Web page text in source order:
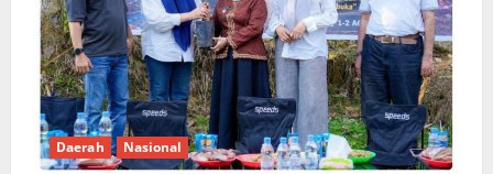
Daerah Nasional